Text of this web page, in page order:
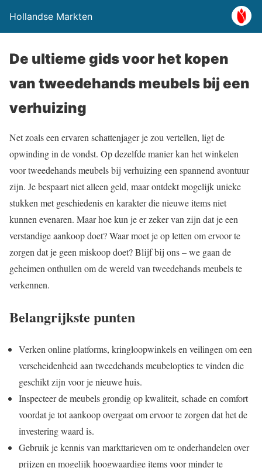
Hollandse Markten
De ultieme gids voor het kopen
van tweedehands meubels bij een
verhuizing
Net zoals een ervaren schattenjager je zou vertellen, ligt de
opwinding in de vondst. Op dezelfde manier kan het winkelen
voor tweedehands meubels bij verhuizing een spannend avontuur
zijn. Je bespaart niet alleen geld, maar ontdekt mogelijk unieke
stukken met geschiedenis en karakter die nieuwe items niet
kunnen evenaren. Maar hoe kun je er zeker van zijn dat je een
verstandige aankoop doet? Waar moet je op letten om ervoor te
zorgen dat je geen miskoop doet? Blijf bij ons – we gaan de
geheimen onthullen om de wereld van tweedehands meubels te
verkennen.
Belangrijkste punten
Verken online platforms, kringloopwinkels en veilingen om een
verscheidenheid aan tweedehands meubelopties te vinden die
geschikt zijn voor je nieuwe huis.
Inspecteer de meubels grondig op kwaliteit, schade en comfort
voordat je tot aankoop overgaat om ervoor te zorgen dat het de
investering waard is.
Gebruik je kennis van markttarieven om te onderhandelen over
prijzen en mogelijk hoogwaardige items voor minder te